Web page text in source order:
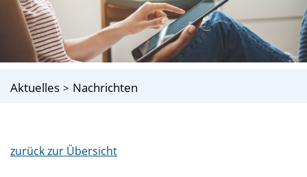
Aktuelles Nachrichten
zurück zur Übersicht